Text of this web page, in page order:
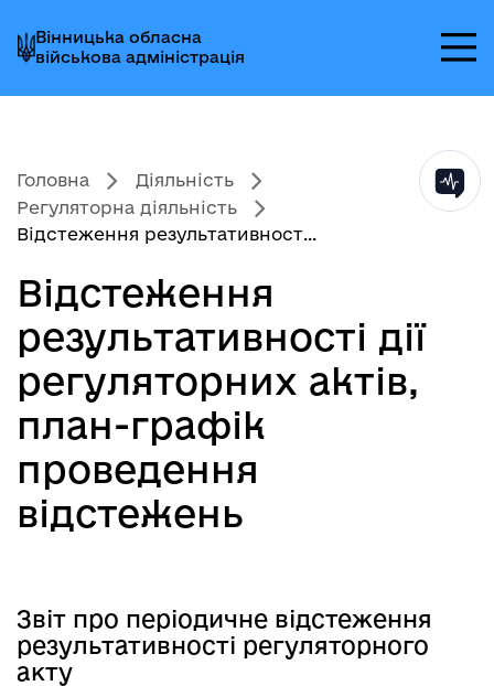
до
головного
меню
до
головного
вмісту
до
головного
колонтитула
Вінницька обласна
військова адміністрація
Головна
Діяльність
Регуляторна діяльність
Відстеження результативност...
Відстеження
результативності дії
регуляторних актів,
план-графік
проведення
відстежень
Звіт про періодичне відстеження
результативності регуляторного
акту